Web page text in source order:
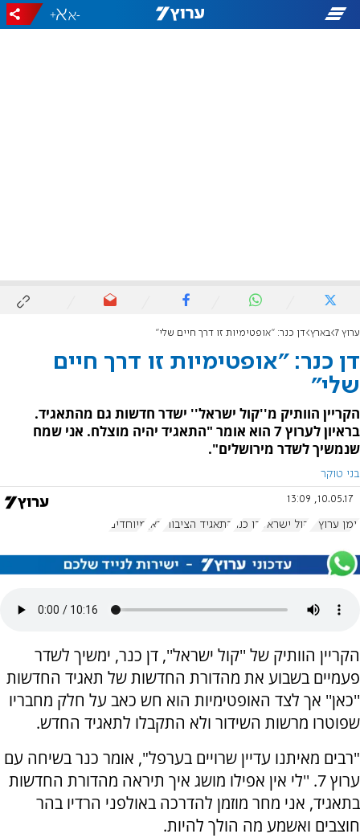
-
+
ערוץ 7 בארץ דן כנר: "אופטימיות זו דרך חיים שלי"
דן כנר: "אופטימיות זו דרך חיים
שלי"
הקריין הוותיק מ''קול ישראל'' ישדר חדשות גם מהתאגיד.
בראיון לערוץ 7 הוא אומר "התאגיד יהיה מוצלח. אני שמח
שנמשיך לשדר מירושלים".
בני טוקר
10.05.17, 13:09
יומן ערוץ 7 קול ישראל דן כנר התאגיד הציבורי כאן מיוחדים
הקריין הוותיק של ''קול ישראל'', דן כנר, ימשיך לשדר
פעמיים בשבוע את מהדורת החדשות של תאגיד החדשות
''כאן'' אך לצד האופטימיות הוא חש כאב על חלק מחבריו
שפוטרו מרשות השידור ולא התקבלו לתאגיד החדש.
"רבים מאיתנו עדיין שרויים בערפל", אומר כנר בשיחה עם
ערוץ 7. ''לי אין אפילו מושג איך תיראה מהדורת החדשות
בתאגיד, אני מחר מוזמן להדרכה באולפני הרדיו בהר
חוצבים ואשמע מה הולך להיות.